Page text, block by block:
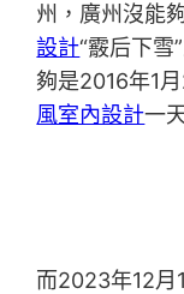
州，廣州沒能
設計“霰后下雪
夠是2016年1
風室內設計一
而2023年12月